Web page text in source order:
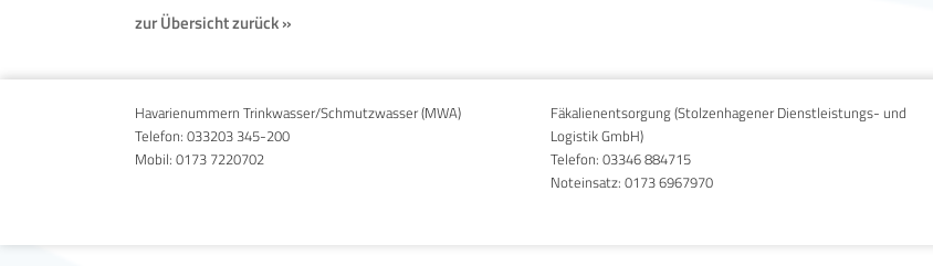
zur Übersicht zurück »
Havarienummern Trinkwasser/Schmutzwasser (MWA)
Telefon: 033203 345-200
Mobil: 0173 7220702
Fäkalienentsorgung (Stolzenhagener Dienstleistungs- und
Logistik GmbH)
Telefon:03346 884715
Noteinsatz:0173 6967970